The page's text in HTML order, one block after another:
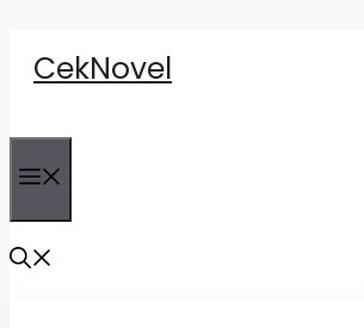
content
CekNovel